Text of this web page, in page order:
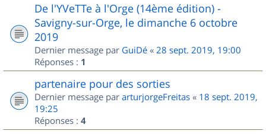
De l'YVeTTe à l'Orge (14ème édition) -
Savigny-sur-Orge, le dimanche 6 octobre
2019
Dernier message par GuiDé « 28 sept. 2019, 19:00
Réponses : 1
partenaire pour des sorties
Dernier message par arturjorgeFreitas « 18 sept. 2019,
19:25
Réponses : 4